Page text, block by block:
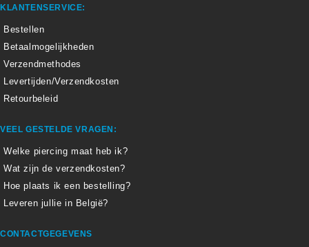
KLANTENSERVICE:
Bestellen
Betaalmogelijkheden
Verzendmethodes
Levertijden/Verzendkosten
Retourbeleid
VEEL GESTELDE VRAGEN:
Welke piercing maat heb ik?
Wat zijn de verzendkosten?
Hoe plaats ik een bestelling?
Leveren jullie in België?
CONTACTGEGEVENS